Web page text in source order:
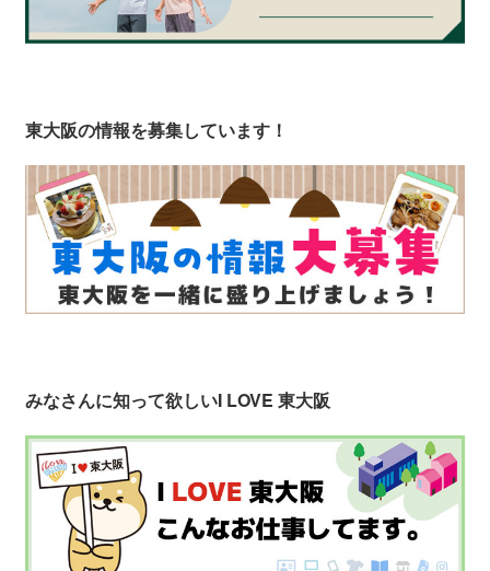
東大阪の情報を募集しています！
みなさんに知って欲しいI LOVE 東大阪